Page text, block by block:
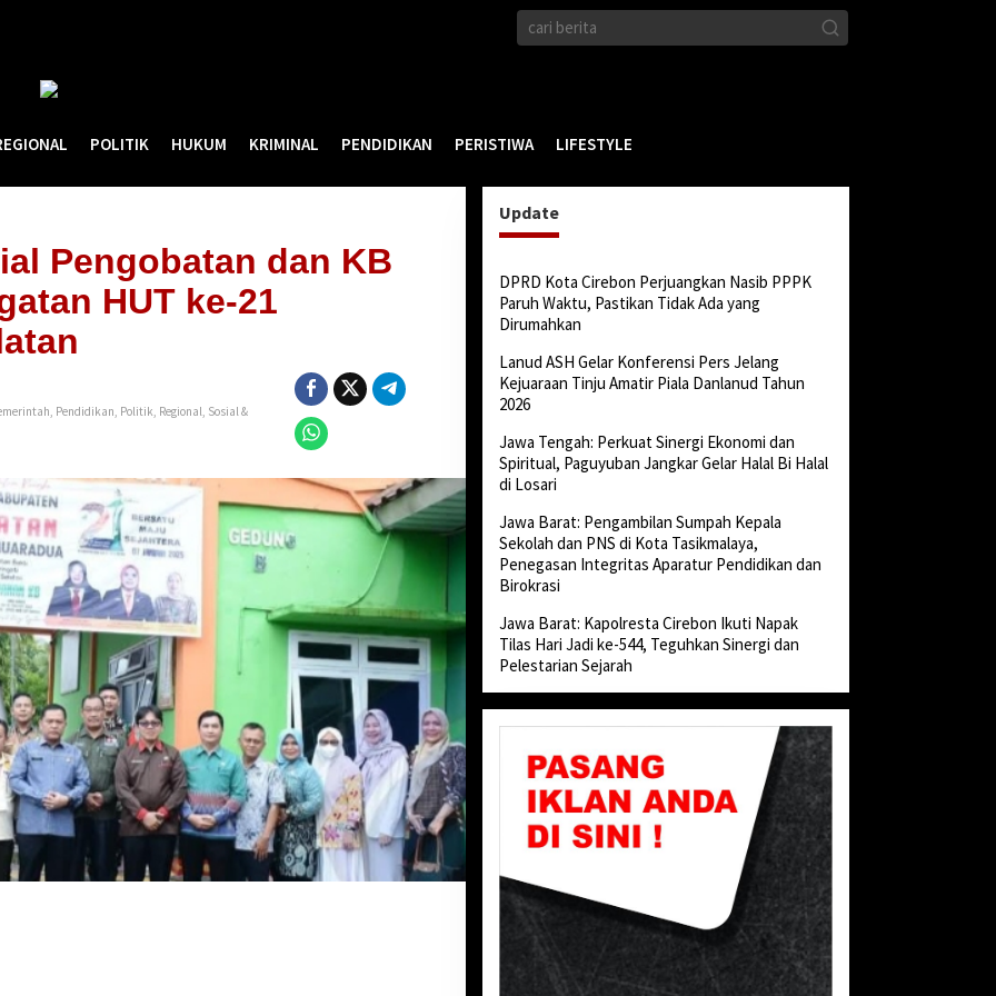
POLITIK HUKUM KRIMINAL PENDIDIKAN PERISTIWA LIFESTYLE
Pengobatan dan KB
HUT ke-21
, Pendidikan, Politik, Regional, Sosial &
Update
DPRD Kota Cirebon Perjuangkan Nasib PPPK
Paruh Waktu, Pastikan Tidak Ada yang
Dirumahkan
Lanud ASH Gelar Konferensi Pers Jelang
Kejuaraan Tinju Amatir Piala Danlanud Tahun
2026
Jawa Tengah: Perkuat Sinergi Ekonomi dan
Spiritual, Paguyuban Jangkar Gelar Halal Bi Halal
di Losari
Jawa Barat: Pengambilan Sumpah Kepala
Sekolah dan PNS di Kota Tasikmalaya,
Penegasan Integritas Aparatur Pendidikan dan
Birokrasi
Jawa Barat: Kapolresta Cirebon Ikuti Napak
Tilas Hari Jadi ke-544, Teguhkan Sinergi dan
Pelestarian Sejarah